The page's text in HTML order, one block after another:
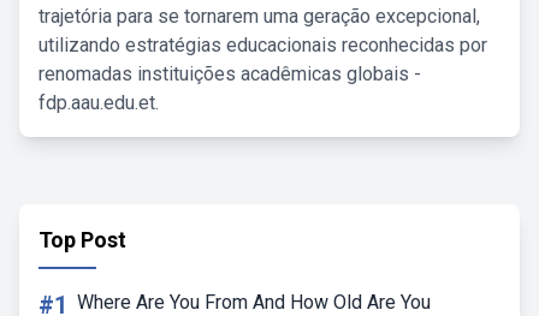
trajetória para se tornarem uma geração excepcional,
utilizando estratégias educacionais reconhecidas por
renomadas instituições acadêmicas globais -
fdp.aau.edu.et.
Top Post
#1 Where Are You From And How Old Are You